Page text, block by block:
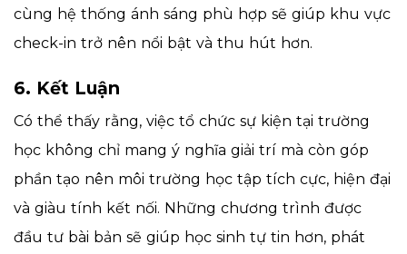
cùng hệ thống ánh sáng phù hợp sẽ giúp khu vực
check-in trở nên nổi bật và thu hút hơn.
6. Kết Luận
Có thể thấy rằng, việc tổ chức sự kiện tại trường
học không chỉ mang ý nghĩa giải trí mà còn góp
phần tạo nên môi trường học tập tích cực, hiện đại
và giàu tính kết nối. Những chương trình được
đầu tư bài bản sẽ giúp học sinh tự tin hơn, phát